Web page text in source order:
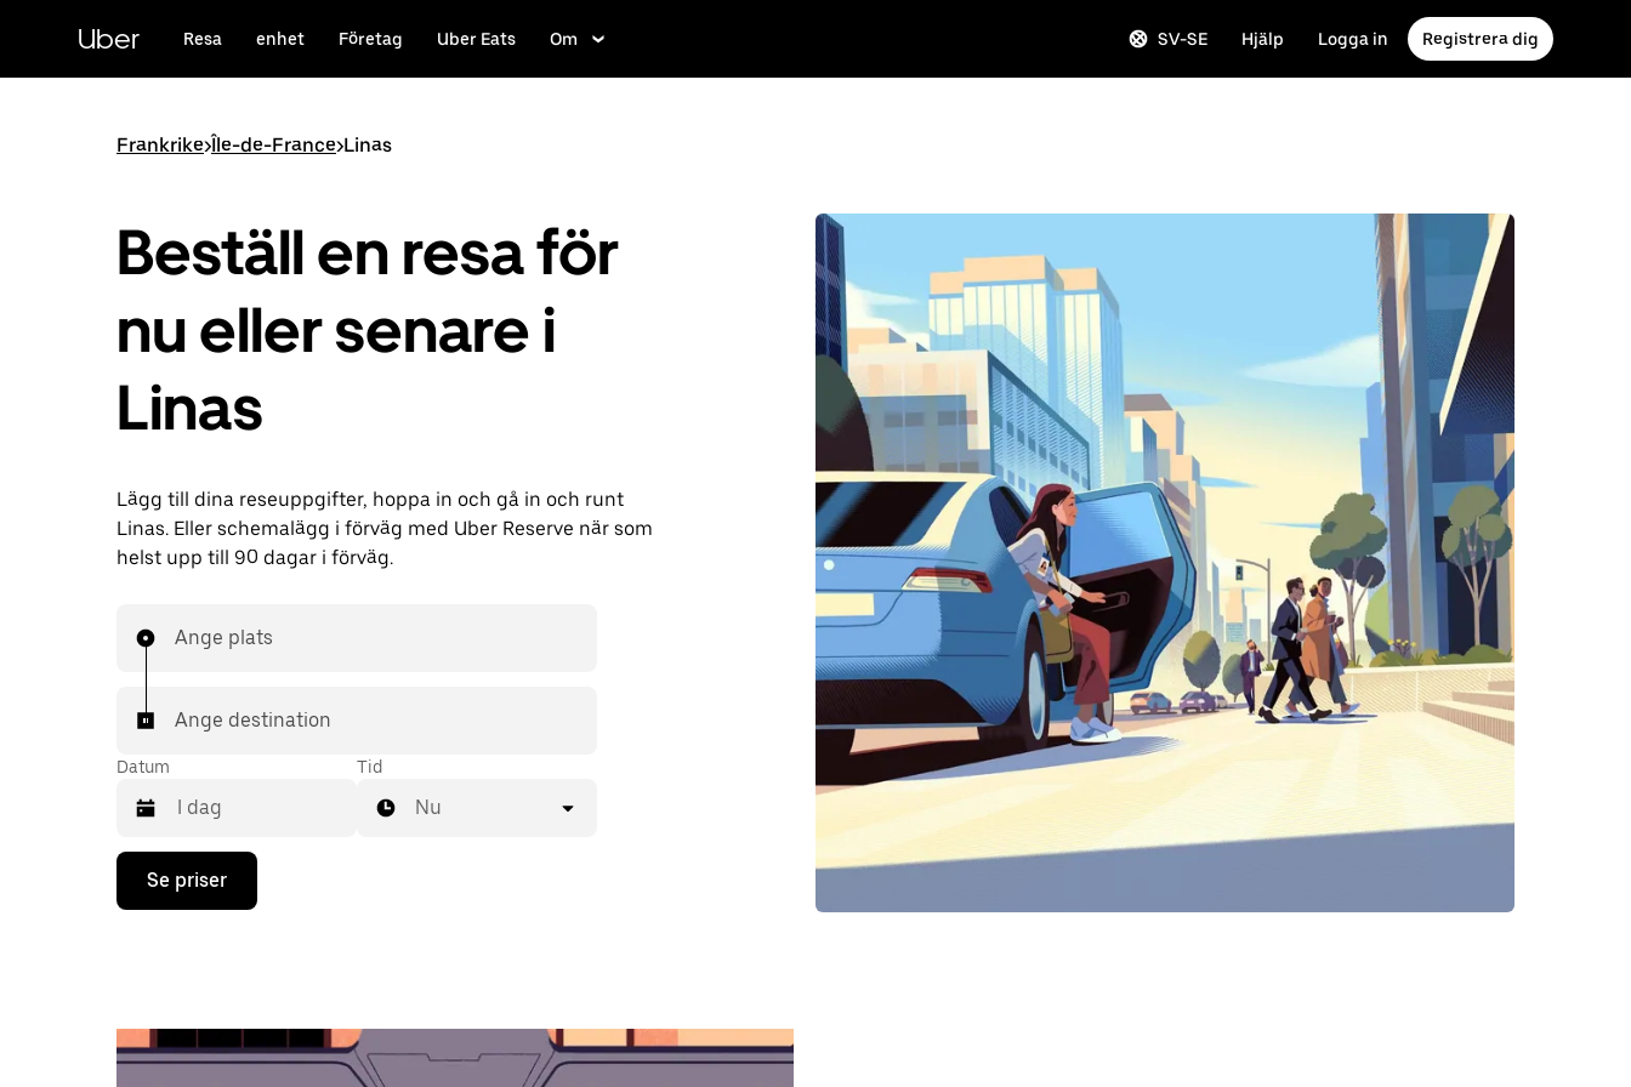
huvudinnehållet
Uber Resa enhet Företag Uber Eats Om SV-SE Hjälp Logga in Registrera dig
Frankrike>Île-de-France>Linas
Beställ en resa för
nu eller senare i
Linas
Lägg till dina reseuppgifter, hoppa in och gå in och runt
Linas. Eller schemalägg i förväg med Uber Reserve när som
helst upp till 90 dagar i förväg.
Ange plats
Ange destination
Datum
Tryck
nedåtpilen
välja
ett
Tid
Nu
Se priser